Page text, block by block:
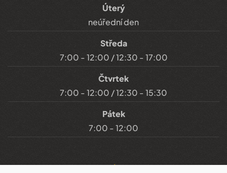
Úterý
neúřední den
Středa
7:00 - 12:00 / 12:30 - 17:00
Čtvrtek
7:00 - 12:00 / 12:30 - 15:30
Pátek
7:00 - 12:00